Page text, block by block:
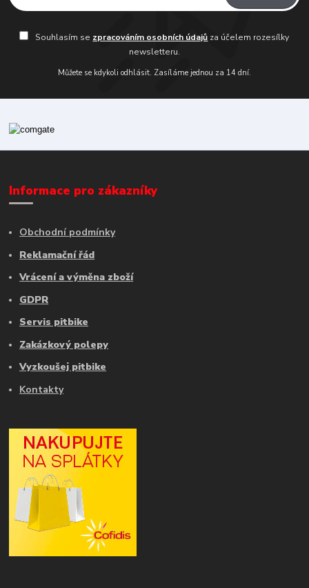
Souhlasím se zpracováním osobních údajů za účelem rozesílky
newsletteru.
Můžete se kdykoli odhlásit. Zasíláme jednou za 14 dní.
Informace pro zákazníky
Obchodní podmínky
Reklamační řád
Vrácení a výměna zboží
GDPR
Servis pitbike
Zakázkový polepy
Vyzkoušej pitbike
Kontakty